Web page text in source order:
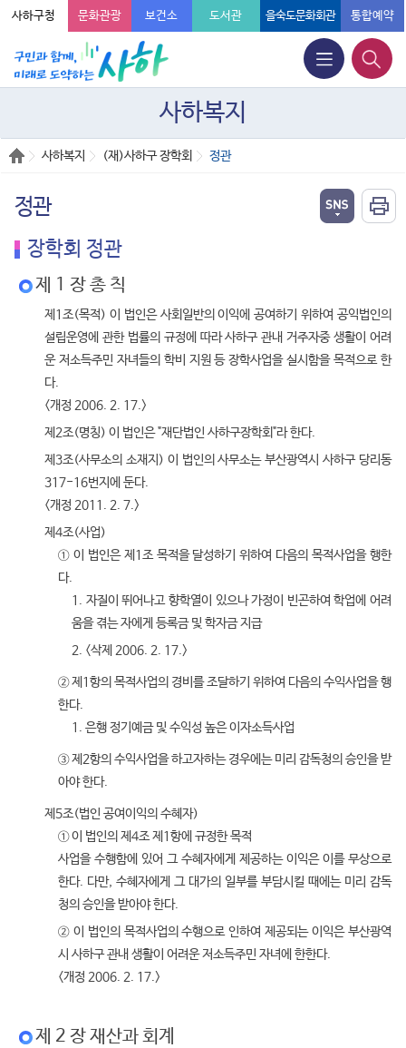
사하구청 문화관광 보건소 도서관 을숙도문화회관 통합예약
사하복지
사하복지 (재)사하구 장학회 정관
정관
장학회 정관
제 1 장 총 칙
제1조(목적) 이 법인은 사회일반의 이익에 공여하기 위하여 공익법인의
설립운영에 관한 법률의 규정에 따라 사하구 관내 거주자중 생활이 어려
운 저소득주민 자녀들의 학비 지원 등 장학사업을 실시함을 목적으로 한
다.
<개정 2006. 2. 17.>
제2조(명칭) 이 법인은 "재단법인 사하구장학회"라 한다.
제3조(사무소의 소재지) 이 법인의 사무소는 부산광역시 사하구 당리동
317-16번지에 둔다.
<개정 2011. 2. 7.>
제4조(사업)
① 이 법인은 제1조 목적을 달성하기 위하여 다음의 목적사업을 행한
다.
1. 자질이 뛰어나고 향학열이 있으나 가정이 빈곤하여 학업에 어려
움을 겪는 자에게 등록금 및 학자금 지급
2. <삭제 2006. 2. 17.>
② 제1항의 목적사업의 경비를 조달하기 위하여 다음의 수익사업을 행
한다.
1. 은행 정기예금 및 수익성 높은 이자소득사업
③ 제2항의 수익사업을 하고자하는 경우에는 미리 감독청의 승인을 받
아야 한다.
제5조(법인 공여이익의 수혜자)
① 이 법인의 제4조 제1항에 규정한 목적
사업을 수행함에 있어 그 수혜자에게 제공하는 이익은 이를 무상으로
한다. 다만, 수혜자에게 그 대가의 일부를 부담시킬 때에는 미리 감독
청의 승인을 받아야 한다.
② 이 법인의 목적사업의 수행으로 인하여 제공되는 이익은 부산광역
시 사하구 관내 생활이 어려운 저소득주민 자녀에 한한다.
<개정 2006. 2. 17.>
제 2 장 재산과 회계